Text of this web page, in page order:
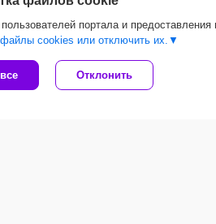
Ендова ONDULINE (ондулин)
14,50 руб.
портала и предоставления
cookies или отключить их.
Отклонить